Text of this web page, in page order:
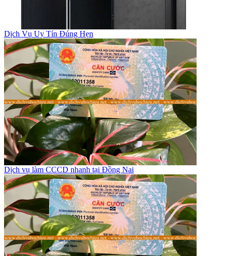
Dịch Vụ Uy Tín Đúng Hẹn
Dịch vụ làm CCCD nhanh tại Đồng Nai